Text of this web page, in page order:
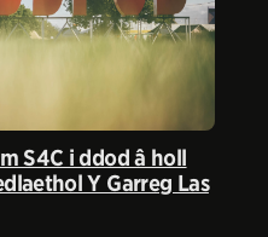
S4C i ddod â holl
Y Garreg Las